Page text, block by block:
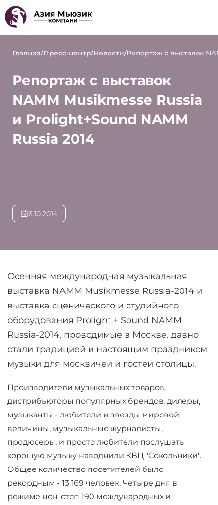
Главная/Пресс-центр/Новости/Репортаж с выставок
6.10.2014
Репортаж с выставок
NAMM Musikmesse Russia
и Prolight+Sound NAMM
Russia 2014
Осенняя международная музыкальная
выставка NAMM Musikmesse Russia-2014 и
выставка сценического и студийного
оборудования Prolight + Sound NAMM
Russia-2014, проводимые в Москве, давно
стали традицией и настоящим праздником
музыки для москвичей и гостей столицы.
Производители музыкальных товаров,
дистрибьюторы популярных брендов, дилеры,
музыканты - любители и звезды мировой
величины, музыкальные журналисты,
продюсеры, и просто любители послушать
хорошую музыку наводнили КВЦ "Сокольники".
Общее количество посетителей было
рекордным - 13 169 человек. Четыре дня в
режиме нон-стоп 190 международных и